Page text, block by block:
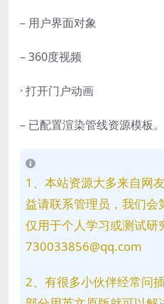
– 用户界面对象
– 360度视频
· 打开门户动画
– 已配置渲染管线资源模板。
1、本站资源大多来自网
益请联系管理员，我们会
仅用于个人学习或测试研
730033856@qq.com
2、有很多小伙伴经常问